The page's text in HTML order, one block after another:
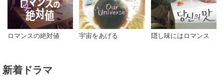
ロマンスの絶対値 宇宙をあげる 隠し味にはロマンス
新着ドラマ